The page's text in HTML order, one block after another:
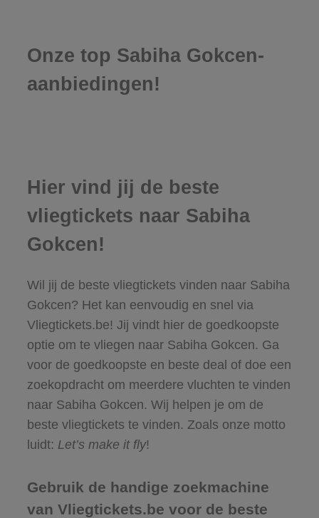
Onze top Sabiha Gokcen-
aanbiedingen!
Hier vind jij de beste
vliegtickets naar Sabiha
Gokcen!
Wil jij de beste vliegtickets vinden naar Sabiha
Gokcen? Het kan eenvoudig en snel via
Vliegtickets.be! Jij vindt hier de goedkoopste
optie om te vliegen naar Sabiha Gokcen. Ga
voor de goedkoopste en beste deal of doe een
zoekopdracht om meerdere vluchten te vinden
naar Sabiha Gokcen. Wij helpen je om de
beste vliegtickets te vinden. Zoals onze motto
luidt: Let’s make it fly!
Gebruik de handige zoekmachine
van Vliegtickets.be voor de beste